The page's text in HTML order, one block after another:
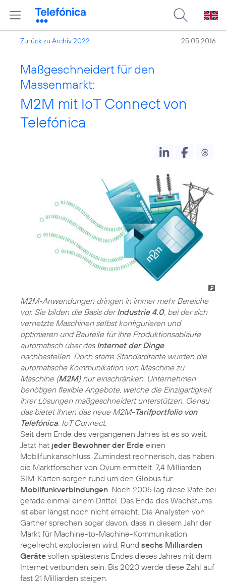
Zurück zu Archiv 2022 25.05.2016
Maßgeschneidert für den
Massenmarkt:
M2M mit IoT Connect von
Telefónica
M2M-Anwendungen dringen in immer mehr Bereiche
vor. Sie bilden die Basis derIndustrie 4.0, bei der sich
vernetzte Maschinen selbst konfigurieren und
optimieren und Bauteile für ihre Produktionsabläufe
automatisch über das Internet der Dinge
nachbestellen. Doch starre Standardtarife würden die
automatische Kommunikation von Maschine zu
Maschine (M2M) nur einschränken. Unternehmen
benötigen flexible Angebote, welche die Einzigartigkeit
ihrer Lösungen maßgeschneidert unterstützen. Genau
das bietet ihnen das neue M2M-Tarifportfolio von
Telefónica: IoT Connect.
Seit dem Ende des vergangenen Jahres ist es so weit:
Jetzt hat jeder Bewohner der Erde einen
Mobilfunkanschluss. Zumindest rechnerisch, das haben
die Marktforscher von Ovum ermittelt. 7,4 Milliarden
SIM-Karten sorgen rund um den Globus für
Mobilfunkverbindungen. Noch 2005 lag diese Rate bei
gerade einmal einem Drittel. Das Ende des Wachstums
ist aber längst noch nicht erreicht. Die Analysten von
Gartner sprechen sogar davon, dass in diesem Jahr der
Markt für Machine-to-Machine-Kommunikation
regelrecht explodieren wird. Rund sechs Milliarden
Geräte sollen spätestens Endes dieses Jahres mit dem
Internet verbunden sein. Bis 2020 werde diese Zahl auf
fast 21 Milliarden steigen.